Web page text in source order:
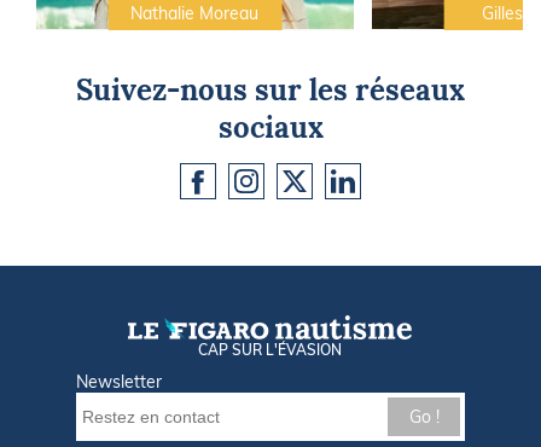
Nathalie Moreau Gilles
Suivez-nous sur les réseaux
sociaux
CAP SUR L'ÉVASION
Newsletter
Go !